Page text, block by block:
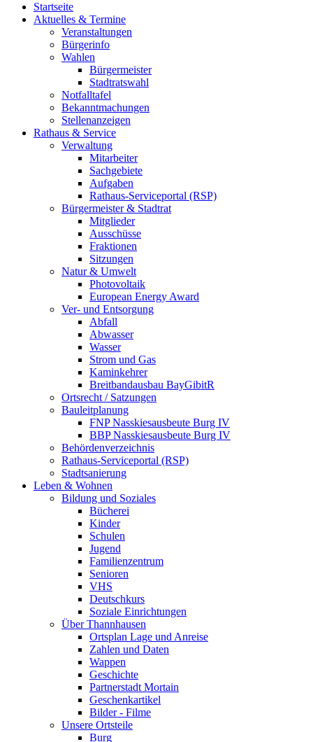
Startseite
Aktuelles & Termine
Veranstaltungen
Bürgerinfo
Wahlen
Bürgermeister
Stadtratswahl
Notfalltafel
Bekanntmachungen
Stellenanzeigen
Rathaus & Service
Verwaltung
Mitarbeiter
Sachgebiete
Aufgaben
Rathaus-Serviceportal (RSP)
Bürgermeister & Stadtrat
Mitglieder
Ausschüsse
Fraktionen
Sitzungen
Natur & Umwelt
Photovoltaik
European Energy Award
Ver- und Entsorgung
Abfall
Abwasser
Wasser
Strom und Gas
Kaminkehrer
Breitbandausbau BayGibitR
Ortsrecht / Satzungen
Bauleitplanung
FNP Nasskiesausbeute Burg IV
BBP Nasskiesausbeute Burg IV
Behördenverzeichnis
Rathaus-Serviceportal (RSP)
Stadtsanierung
Leben & Wohnen
Bildung und Soziales
Bücherei
Kinder
Schulen
Jugend
Familienzentrum
Senioren
VHS
Deutschkurs
Soziale Einrichtungen
Über Thannhausen
Ortsplan Lage und Anreise
Zahlen und Daten
Wappen
Geschichte
Partnerstadt Mortain
Geschenkartikel
Bilder - Filme
Unsere Ortsteile
Burg